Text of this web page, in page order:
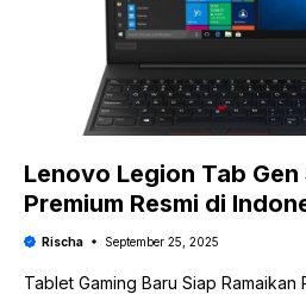
Lenovo Legion Tab
Premium Resmi di
Rischa September 25, 2025
Tablet Gaming Baru Siap Ramaikan